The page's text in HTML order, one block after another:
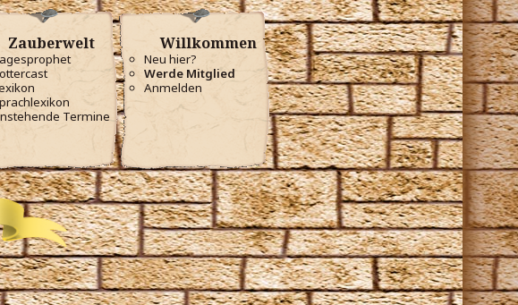
Zauberwelt
Termine
Willkommen
Neu hier?
Werde Mitglied
Anmelden